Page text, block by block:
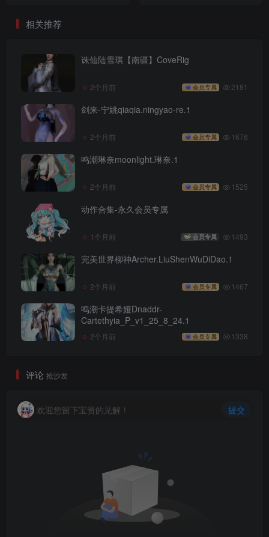
相关推荐
诛仙陆雪琪【南疆】CoveRig
2个月前 会员专属 2181
剑来-宁姚qiaqia.ningyao-re.1
2个月前 会员专属 1676
鸣潮琳奈moonlight.琳奈.1
2个月前 会员专属 1525
动作合集-永久会员专属
1个月前 会员专属 1493
完美世界柳神Archer.LiuShenWuDiDao.1
2个月前 会员专属 1467
鸣潮卡提希娅Dnaddr-
Cartethyia_P_v1_25_8_24.1
2个月前 会员专属 1338
评论 抢沙发
欢迎您留下宝贵的见解！ 提交